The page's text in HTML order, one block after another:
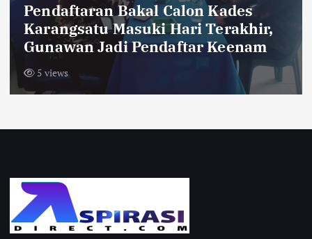
Dua Orang Pendaki Yang Hilang di
Gunung Piramid, Ditemukan
Meninggal
8 views